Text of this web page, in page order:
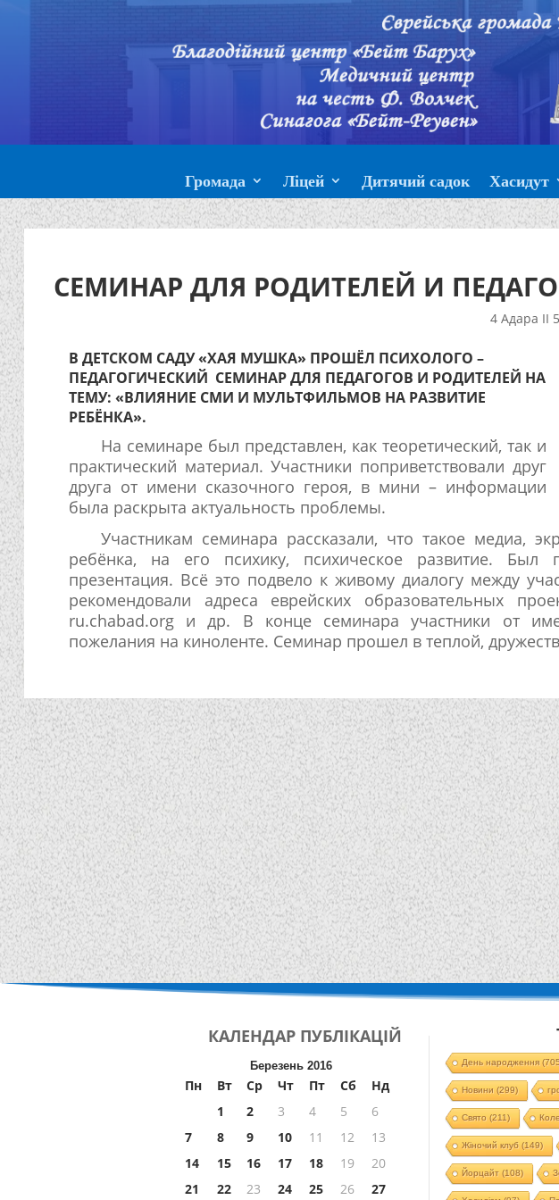
Громада Ліцей Дитячий садок Хасидут
СЕМИНАР ДЛЯ РОДИТЕЛЕЙ И
4 Адара II
В ДЕТСКОМ САДУ «ХАЯ МУШКА» ПРОШЁЛ ПСИХОЛОГО –
ПЕДАГОГИЧЕСКИЙ СЕМИНАР ДЛЯ ПЕДАГОГОВ И РОДИТЕЛЕЙ НА
ТЕМУ: «ВЛИЯНИЕ СМИ И МУЛЬТФИЛЬМОВ НА РАЗВИТИЕ
РЕБЁНКА».
На семинаре был представлен, как теоретический, так и
практический материал. Участники поприветствовали друг
друга от имени сказочного героя, в мини – информации
была раскрыта актуальность проблемы.
Участникам семинара рассказали, что такое медиа,
ребёнка, на его психику, психическое развитие. Был
презентация. Всё это подвело к живому диалогу между
рекомендовали адреса еврейских образовательных
ru.chabad.org и др. В конце семинара участники от
пожелания на киноленте. Семинар прошел в теплой,
КАЛЕНДАР ПУБЛІКАЦІЙ
Березень 2016
Пн Вт Ср Чт Пт Сб
Нд
1
2 3 4 5
6
7
8 9 10 11 12
13
14
15 16 17 18 19
20
21
22 23 24 25 26 27
День народження
Новини (299)
Свято (211)
Жіночий клуб (149)
Йорцайт (108)